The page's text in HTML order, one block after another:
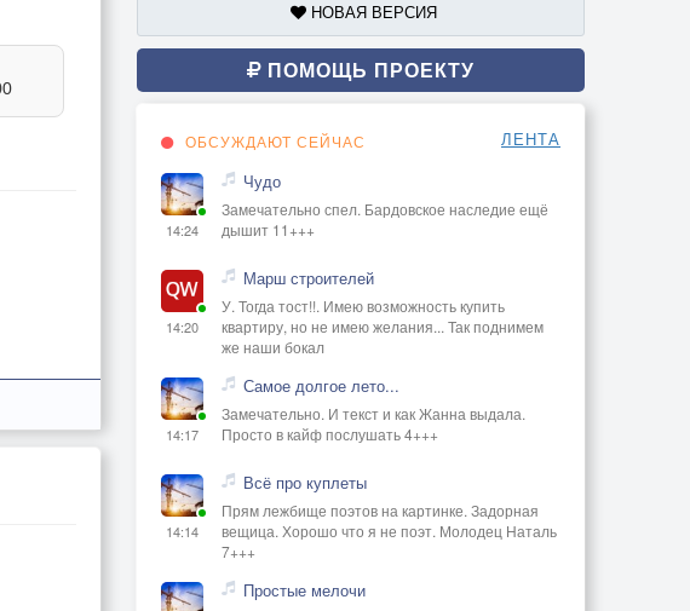
НОВАЯ ВЕРСИЯ
ПОМОЩЬ ПРОЕКТУ
ОБСУЖДАЮТ СЕЙЧАС ЛЕНТА
14:24
Чудо
Замечательно спел. Бардовское наследие ещё
дышит 11+++
14:20
Марш строителей
У. Тогда тост!!. Имею возможность купить
квартиру, но не имею желания... Так поднимем
же наши бокал
14:17
Самое долгое лето...
Замечательно. И текст и как Жанна выдала.
Просто в кайф послушать 4+++
14:14
Всё про куплеты
Прям лежбище поэтов на картинке. Задорная
вещица. Хорошо что я не поэт. Молодец Наталь
7+++
Простые мелочи